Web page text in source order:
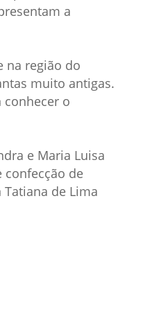
Prova de Proficiência
Estruturação de TCC
Calendário
Acadêmico
Saúde
Regimento CEUA
a
na região do
muito antigas.
o
e Maria Luisa
de
de Lima